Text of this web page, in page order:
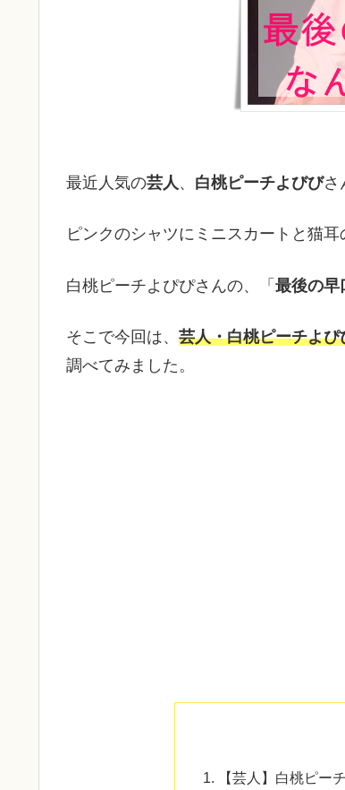
最近人気の芸人、 白桃ピーチよびびさ
ピンクのシャツにミニスカートと猫耳
白桃ピーチよぴぴさんの、「 最後の早
そこで今回は、 芸人・白桃ピーチよ
調べてみました。
【芸人】白桃ピー